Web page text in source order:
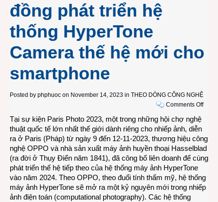
đồng phát triển hệ
thống HyperTone
Camera thế hệ mới cho
smartphone
Posted by phphuoc on November 14, 2023 in THEO DÒNG CÔNG NGHỆ
Comments Offon
đồng
phát
triển
thống
Tại sự kiện Paris Photo 2023, một trong những hội chợ nghệ
thuật quốc tế lớn nhất thế giới dành riêng cho nhiếp ảnh, diễn
ra ở Paris (Pháp) từ ngày 9 đến 12-11-2023, thương hiệu công
nghệ OPPO và nhà sản xuất máy ảnh huyền thoại Hasselblad
(ra đời ở Thụy Điển năm 1841), đã công bố liên doanh để cùng
phát triển thế hệ tiếp theo của hệ thống máy ảnh HyperTone
vào năm 2024. Theo OPPO, theo đuổi tính thẩm mỹ, hệ thống
máy ảnh HyperTone sẽ mở ra một kỷ nguyên mới trong nhiếp
ảnh điện toán (computational photography). Các hệ thống